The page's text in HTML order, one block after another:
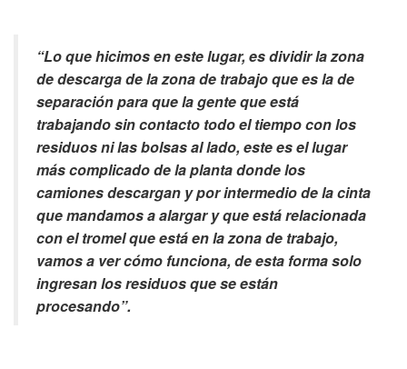
“Lo que hicimos en este lugar, es dividir la zona
de descarga de la zona de trabajo que es la de
separación para que la gente que está
trabajando sin contacto todo el tiempo con los
residuos ni las bolsas al lado, este es el lugar
más complicado de la planta donde los
camiones descargan y por intermedio de la cinta
que mandamos a alargar y que está relacionada
con el tromel que está en la zona de trabajo,
vamos a ver cómo funciona, de esta forma solo
ingresan los residuos que se están
procesando”.